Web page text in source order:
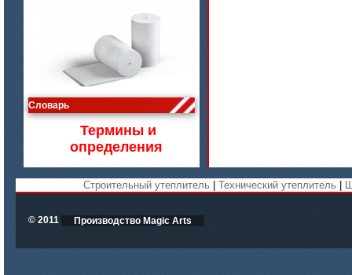
цена по запросу
Изделия МКРВ-200, МКРВХ-250
Словарь
Термины и
определения
Строительный утеплитель Технический утеплитель
© 2011 Производство Magic Arts